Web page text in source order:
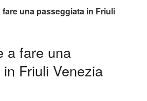
una passeggiata in Friuli
a fare una
Friuli Venezia